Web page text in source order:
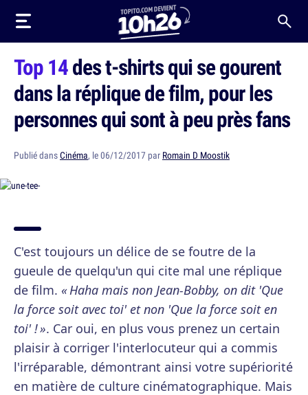
Top 14des t-shirts qui se gourent
dans la réplique de film, pour les
personnes qui sont à peu près fans
Publié dansCinéma, le 06/12/2017 par Romain D Moostik
C'est toujours un délice de se foutre de la
gueule de quelqu'un qui cite mal une réplique
de film. « Haha mais non Jean-Bobby, on dit 'Que
la force soit avec toi' et non 'Que la force soit en
toi' ! ». Car oui, en plus vous prenez un certain
plaisir à corriger l'interlocuteur qui a commis
l'irréparable, démontrant ainsi votre supériorité
en matière de culture cinématographique. Mais